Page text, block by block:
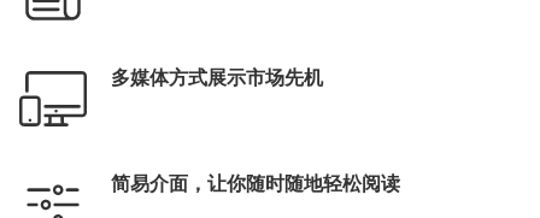
多媒体方式展示市场先机
简易介面，让你随时随地轻松阅读